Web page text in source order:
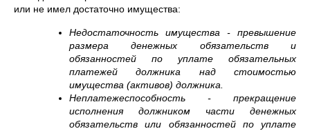
или не имел достаточно имущества:
Недостаточность имущества - превышение
размера денежных обязательств и
обязанностей по уплате обязательных
платежей должника над стоимостью
имущества (активов) должника.
Неплатежеспособность - прекращение
исполнения должником части денежных
обязательств или обязанностей по уплате